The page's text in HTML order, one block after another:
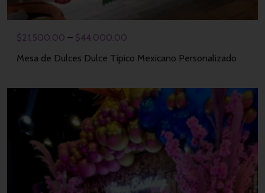
$21,500.00 – $44,000.00
Mesa de Dulces Dulce Típico Mexicano Personalizado